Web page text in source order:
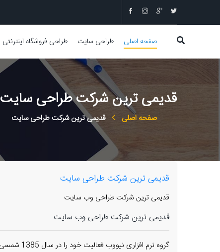
صفحه اصلی طراحی سایت طراحی فروشگاه اینترنتی
قدیمی ترین شرکت طراحی سایت
صفحه اصلی قدیمی ترین شرکت طراحی سایت
قدیمی ترین شرکت طراحی سایت
قدیمی ترین شرکت طراحی وب سایت
قدیمی ترین شرکت طراحی وب سایت
گروه نرم افزاری نیووب فعالیت خود را در سال 1385 شمسی آغاز نموده است.